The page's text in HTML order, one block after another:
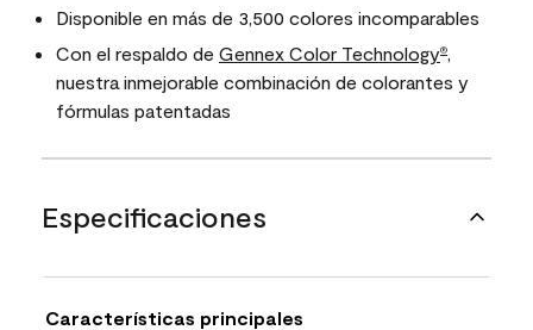
Disponible en más de 3,500 colores incomparables
Con el respaldo de Gennex Color Technology®,
nuestra inmejorable combinación de colorantes y
fórmulas patentadas
Especificaciones
Características principales